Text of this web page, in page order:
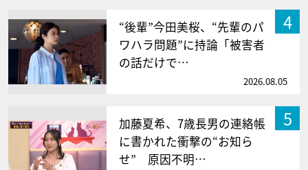
4
“後輩”今田美桜、“先輩のパ
ワハラ問題”に持論「被害者
の話だけで…
2026.08.05
5
加藤夏希、7歳長男の連絡帳
に書かれた衝撃の“お知ら
せ” 原因不明…